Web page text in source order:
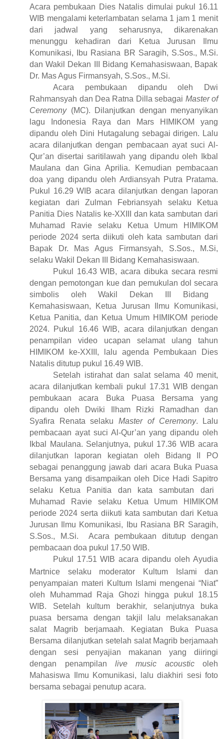
Acara pembukaan Dies Natalis dimulai pukul 16.11
WIB mengalami keterlambatan selama 1 jam 1 menit
dari jadwal yang seharusnya, dikarenakan
menunggu kehadiran dari Ketua Jurusan Ilmu
Komunikasi, Ibu Rasiana BR Saragih, S.Sos., M.Si.
dan Wakil Dekan III Bidang Kemahasiswaan, Bapak
Dr. Mas Agus Firmansyah, S.Sos., M.Si.
Acara pembukaan dipandu oleh Dwi
Rahmansyah dan Dea Ratna Dilla sebagai Master of
Ceremony (MC). Dilanjutkan dengan menyanyikan
lagu Indonesia Raya dan Mars HIMIKOM yang
dipandu oleh Dini Hutagalung sebagai dirigen. Lalu
acara dilanjutkan dengan pembacaan ayat suci Al-
Qur’an disertai saritilawah yang dipandu oleh Ikbal
Maulana dan Gina Aprilia. Kemudian pembacaan
doa yang dipandu oleh Ardiansyah Putra Pratama.
Pukul 16.29WIBacara dilanjutkan dengan
laporan
kegiatan dari Zulman Febriansyah selaku Ketua
Panitia Dies Natalis ke-XXIII dan kata sambutan dari
Muhamad Ravie selaku Ketua Umum HIMIKOM
periode 2024 serta diikuti oleh kata sambutan dari
Bapak Dr. Mas Agus Firmansyah, S.Sos., M.Si,
selaku Wakil Dekan III Bidang Kemahasiswaan.
Pukul 16.43WIB, acara dibuka secara resmi
dengan pemotongan kue dan pemukulan dol secara
simbolis oleh Wakil Dekan III Bidang
Kemahasiswaan, Ketua Jurusan Ilmu Komunikasi,
Ketua Panitia, dan Ketua Umum HIMIKOM periode
2024. Pukul 16.46 WIB, acara dilanjutkan dengan
penampilan video ucapan selamat ulang tahun
HIMIKOM ke-XXII
, lalu agenda Pembukaan Dies
Natalis ditutup pukul 16.49 WIB.
Setelah istirahat dan salatselama 40menit,
acara dilanjutkan kembali pukul 17.31 WIB dengan
pembukaan acara Buka Puasa Bersama yang
dipandu oleh Dwiki Ilham Rizki Ramadhan dan
Syafira Renata selakuMaster of Ceremony. Lalu
pembacaan ayat suci Al-Qur’an yang dipandu oleh
Ikbal Maulana. Selanjutnya, pukul 17.36 WIBacara
dilanjutkan
laporan kegiatan oleh
Bidang II PO
sebagai penanggung jawab dari acara Buka Puasa
Bersama yang disampaikan oleh Dice Hadi Sapitro
selaku Ketua Panitia dan kata sambutan dari
Muhamad Ravie selaku Ketua Umum HIMIKOM
periode 2024 serta diikuti kata sambutan dari Ketua
Jurusan Ilmu Komunikasi, Ibu Rasiana BR Saragih,
S.Sos., M.Si.
Acara pembukaan ditutup dengan
pembacaan doa pukul 17.50 WIB.
Pukul 17.51 WIB acara dipandu oleh Ayudia
Martnice selaku moderator Kultum Islami
dan
penyampaian materi Kultum Islami mengenai “Niat”
oleh Muhammad Raja Ghozi hingga pukul 18.15
WIB. Setelah kultum berakhir, selanjutnya buka
puasa bersama dengan takjil lalu melaksanakan
salat Magrib berjamaah.
Kegiatan Buka Puasa
Bersama dilanjutkan setelah salat Magrib berjamaah
dengan sesi penyajian makanan yang diiringi
dengan penampilan live music acousticoleh
Mahasiswa Ilmu Komunikasi, lalu diakhiri sesi foto
bersama sebagai penutup acara.